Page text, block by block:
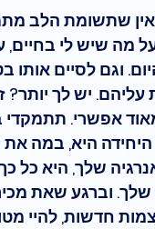
שתשומת הלב
מה שיש לי
עליהם. יש לך
אפשרי.
היא, במה
שלך, היא כל
שלך. וברגע שאת
חדשות, להיי